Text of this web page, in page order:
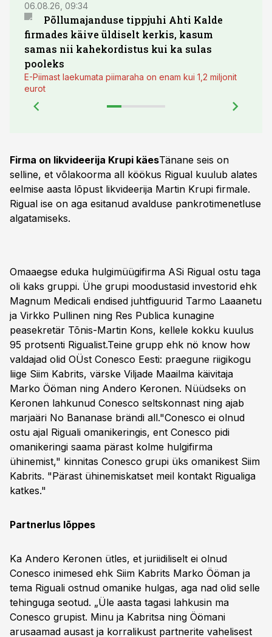
06.08.26, 09:34
Põllumajanduse tippjuhi Ahti Kalde
firmades käive üldiselt kerkis, kasum
samas nii kahekordistus kui ka sulas
pooleks
E-Piimast laekumata piimaraha on enam kui 1,2 miljonit
eurot
Firma on likvideerija Krupi käesTänane seis on
selline, et võlakoorma all köökus Rigual kuulub alates
eelmise aasta lõpust likvideerija Martin Krupi firmale.
Rigual ise on aga esitanud avalduse pankrotimenetluse
algatamiseks.
Omaaegse eduka hulgimüügifirma ASi Rigual ostu taga
oli kaks gruppi. Ühe grupi moodustasid investorid ehk
Magnum Medicali endised juhtfiguurid Tarmo Laaanetu
ja Virkko Pullinen ning Res Publica kunagine
peasekretär Tõnis-Martin Kons, kellele kokku kuulus
95 protsenti Rigualist.Teine grupp ehk nö know how
valdajad olid OÜst Conesco Eesti: praegune riigikogu
liige Siim Kabrits, värske Viljade Maailma käivitaja
Marko Ööman ning Andero Keronen. Nüüdseks on
Keronen lahkunud Conesco seltskonnast ning ajab
marjaäri No Bananase brändi all."Conesco ei olnud
ostu ajal Riguali omanikeringis, ent Conesco pidi
omanikeringi saama pärast kolme hulgifirma
ühinemist," kinnitas Conesco grupi üks omanikest Siim
Kabrits. "Pärast ühinemiskatset meil kontakt Rigualiga
katkes."
Partnerlus lõppes
Ka Andero Keronen ütles, et juriidiliselt ei olnud
Conesco inimesed ehk Siim Kabrits Marko Ööman ja
tema Riguali ostnud omanike hulgas, aga nad olid selle
tehinguga seotud. „Üle aasta tagasi lahkusin ma
Conesco grupist. Minu ja Kabritsa ning Öömani
arusaamad ausast ja korralikust partnerite vahelisest